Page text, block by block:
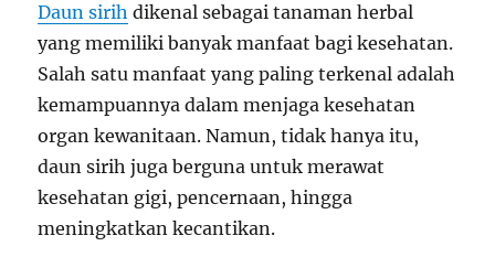
Daun sirih dikenal sebagai tanaman herbal
yang memiliki banyak manfaat bagi kesehatan.
Salah satu manfaat yang paling terkenal adalah
kemampuannya dalam menjaga kesehatan
organ kewanitaan. Namun, tidak hanya itu,
daun sirih juga berguna untuk merawat
kesehatan gigi, pencernaan, hingga
meningkatkan kecantikan.